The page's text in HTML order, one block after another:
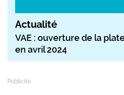
Actualité
VAE : ouverture de la
en avril 2024